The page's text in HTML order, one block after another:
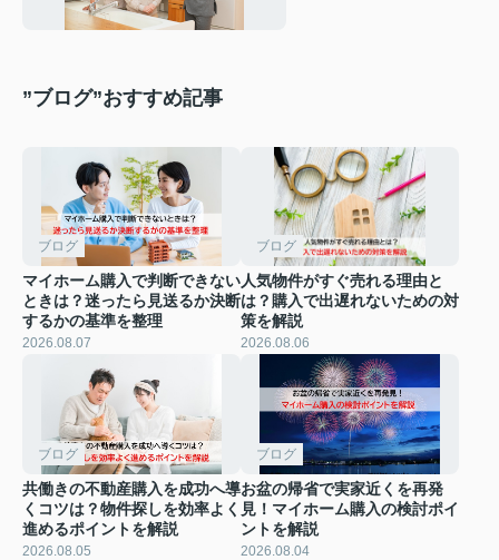
”ブログ”おすすめ記事
ブログ
マイホーム購入で判断できない
ときは？迷ったら見送るか決断
するかの基準を整理
2026.08.07
ブログ
人気物件がすぐ売れる理由と
は？購入で出遅れないための対
策を解説
2026.08.06
ブログ
共働きの不動産購入を成功へ導
くコツは？物件探しを効率よく
進めるポイントを解説
2026.08.05
ブログ
お盆の帰省で実家近くを再発
見！マイホーム購入の検討ポイ
ントを解説
2026.08.04